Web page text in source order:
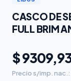
CASCO DE
FULL BRIM
$
Precio s/imp. nac.: